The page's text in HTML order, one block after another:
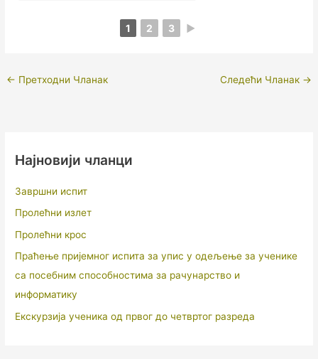
1 2 3 ►
← Претходни Чланак Следећи Чланак →
Најновији чланци
Завршни испит
Пролећни излет
Пролећни крос
Праћење пријемног испита за упис у одељење за ученике
са посебним способностима за рачунарство и
информатику
Екскурзија ученика од првог до четвртог разреда